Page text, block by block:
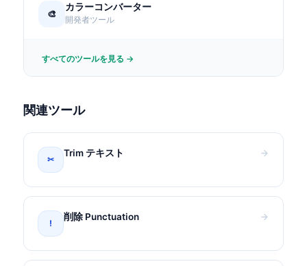
🎨
カラーコンバーター
開発者ツール
すべてのツールを見る →
関連ツール
✂
Trim テキスト
!
削除 Punctuation